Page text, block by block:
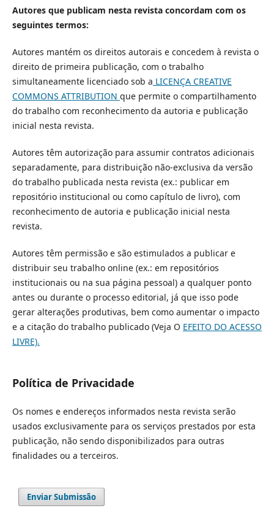
Autores que publicam nesta revista concordam com os
seguintes termos:
Autores mantém os direitos autorais e concedem à revista o
direito de primeira publicação, com o trabalho
simultaneamente licenciado sob a LICENÇA CREATIVE
COMMONS ATTRIBUTION que permite o compartilhamento
do trabalho com reconhecimento da autoria e publicação
inicial nesta revista.
Autores têm autorização para assumir contratos adicionais
separadamente, para distribuição não-exclusiva da versão
do trabalho publicada nesta revista (ex.: publicar em
repositório institucional ou como capítulo de livro), com
reconhecimento de autoria e publicação inicial nesta
revista.
Autores têm permissão e são estimulados a publicar e
distribuir seu trabalho online (ex.: em repositórios
institucionais ou na sua página pessoal) a qualquer ponto
antes ou durante o processo editorial, já que isso pode
gerar alterações produtivas, bem como aumentar o impacto
e a citação do trabalho publicado (Veja O EFEITO DO ACESSO
LIVRE).
Política de Privacidade
Os nomes e endereços informados nesta revista serão
usados exclusivamente para os serviços prestados por esta
publicação, não sendo disponibilizados para outras
finalidades ou a terceiros.
Enviar Submissão